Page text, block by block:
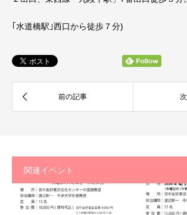
｢水道橋駅｣西口から徒歩７分)
関連イベント